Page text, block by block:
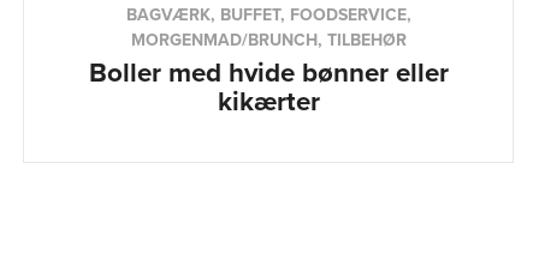
BAGVÆRK, BUFFET, FOODSERVICE,
MORGENMAD/BRUNCH, TILBEHØR
Boller med hvide bønner eller
kikærter